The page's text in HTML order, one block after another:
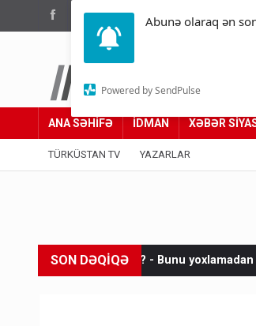
Abunə olaraq ən
Powered by SendPulse
Türküstan.az
Adımız yolumuzdur
ANA SƏHİFƏ İDMAN XƏBƏR
TÜRKÜSTAN TV YAZARLAR
SON DƏQİQƏ
- Bunu yoxlamadan müqaviləyə imza